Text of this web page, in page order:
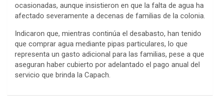
ocasionadas, aunque insistieron en que la falta de agua ha
afectado severamente a decenas de familias de la colonia.
Indicaron que, mientras continúa el desabasto, han tenido
que comprar agua mediante pipas particulares, lo que
representa un gasto adicional para las familias, pese a que
aseguran haber cubierto por adelantado el pago anual del
servicio que brinda la Capach.